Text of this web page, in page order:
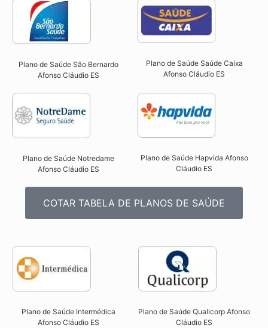
Plano de Saúde São Bernardo
Afonso Cláudio ES​
Plano de Saúde Saúde Caixa
Afonso Cláudio ES​
Plano de Saúde Notredame
Afonso Cláudio ES​
Plano de Saúde Hapvida Afonso
Cláudio ES​
COTAR TABELA DE PLANOS DE SAÚDE
Plano de Saúde Intermédica
Afonso Cláudio ES​
Plano de Saúde Qualicorp Afonso
Cláudio ES​